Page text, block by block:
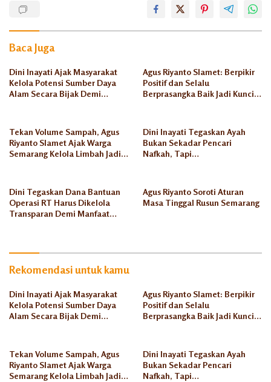
Baca Juga
Dini Inayati Ajak Masyarakat
Kelola Potensi Sumber Daya
Alam Secara Bijak Demi
Agus Riyanto Slamet: Berpikir
Positif dan Selalu
Berprasangka Baik Jadi Kunci
Tekan Volume Sampah, Agus
Riyanto Slamet Ajak Warga
Semarang Kelola Limbah Jadi
Dini Inayati Tegaskan Ayah
Bukan Sekadar Pencari
Nafkah, Tapi
Dini Tegaskan Dana Bantuan
Operasi RT Harus Dikelola
Transparan Demi Manfaat
Agus Riyanto Soroti Aturan
Masa Tinggal Rusun Semarang
Rekomendasi untuk kamu
Dini Inayati Ajak Masyarakat
Kelola Potensi Sumber Daya
Alam Secara Bijak Demi
Agus Riyanto Slamet: Berpikir
Positif dan Selalu
Berprasangka Baik Jadi Kunci
Tekan Volume Sampah, Agus
Riyanto Slamet Ajak Warga
Semarang Kelola Limbah Jadi
Dini Inayati Tegaskan Ayah
Bukan Sekadar Pencari
Nafkah, Tapi